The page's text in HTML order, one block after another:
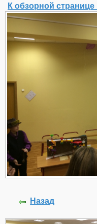
К обзорной странице
Назад